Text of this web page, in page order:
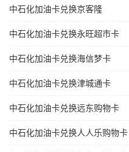
中石化加油卡兑换京客隆
中石化加油卡兑换永旺超市卡
中石化加油卡兑换海信梦卡
中石化加油卡兑换津城通卡
中石化加油卡兑换远东购物卡
中石化加油卡兑换人人乐购物卡